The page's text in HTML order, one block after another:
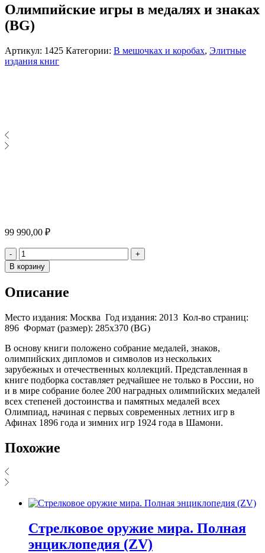
Олимпийские игры в медалях и знаках
(BG)
Артикул: 1425 Категории: В мешочках и коробах, Элитные
издания книг
99 990,00 ₽
- Количество
+
В корзину
Описание
Место издания: Москва Год издания: 2013 Кол-во страниц:
896 Формат (размер): 285х370 (BG)
В основу книги положено собрание медалей, знаков,
олимпийских дипломов и символов из нескольких
зарубежных и отечественных коллекций. Представленная в
книге подборка составляет редчайшее не только в России, но
и в мире собрание более 200 наградных олимпийских медалей
всех степеней достоинства и памятных медалей всех
Олимпиад, начиная с первых современных летних игр в
Афинах 1896 года и зимних игр 1924 года в Шамони.
Похожие
Стрелковое оружие мира. Полная
энциклопедия (ZV)